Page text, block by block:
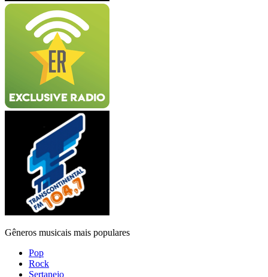
Gêneros musicais mais populares
Pop
Rock
Sertanejo